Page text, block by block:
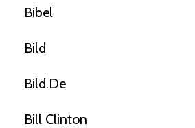
Bibel
Bild
Bild.de
Bill Clinton